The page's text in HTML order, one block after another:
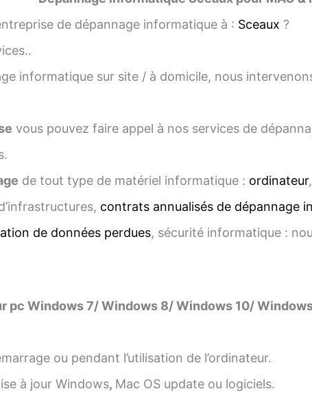
de dépannage informatique à : Sceaux ?
informatique sur site / à domicile, nous
vous pouvez faire appel à nos services de
de tout type de matériel informatique : ordinateur
contrats annualisés de dépannage
de données perdues, sécurité informatique :
pc Windows 7/ Windows 8/ Windows 10/
ou pendant l’utilisation de l’ordinateur.
à jour Windows, Mac OS update ou logiciels.